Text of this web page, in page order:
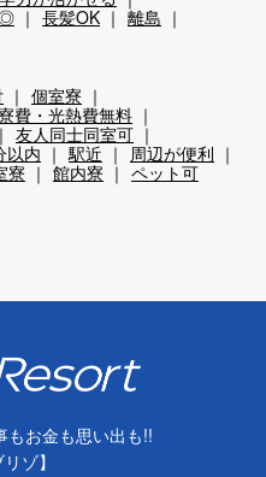
◎ 長髪OK
離島
個室寮
費・光熱費無料
友人同士同室可
以内 駅近
周辺が便利
寮 館内寮 ペット可
もお金も思い出も!!
ゾ】